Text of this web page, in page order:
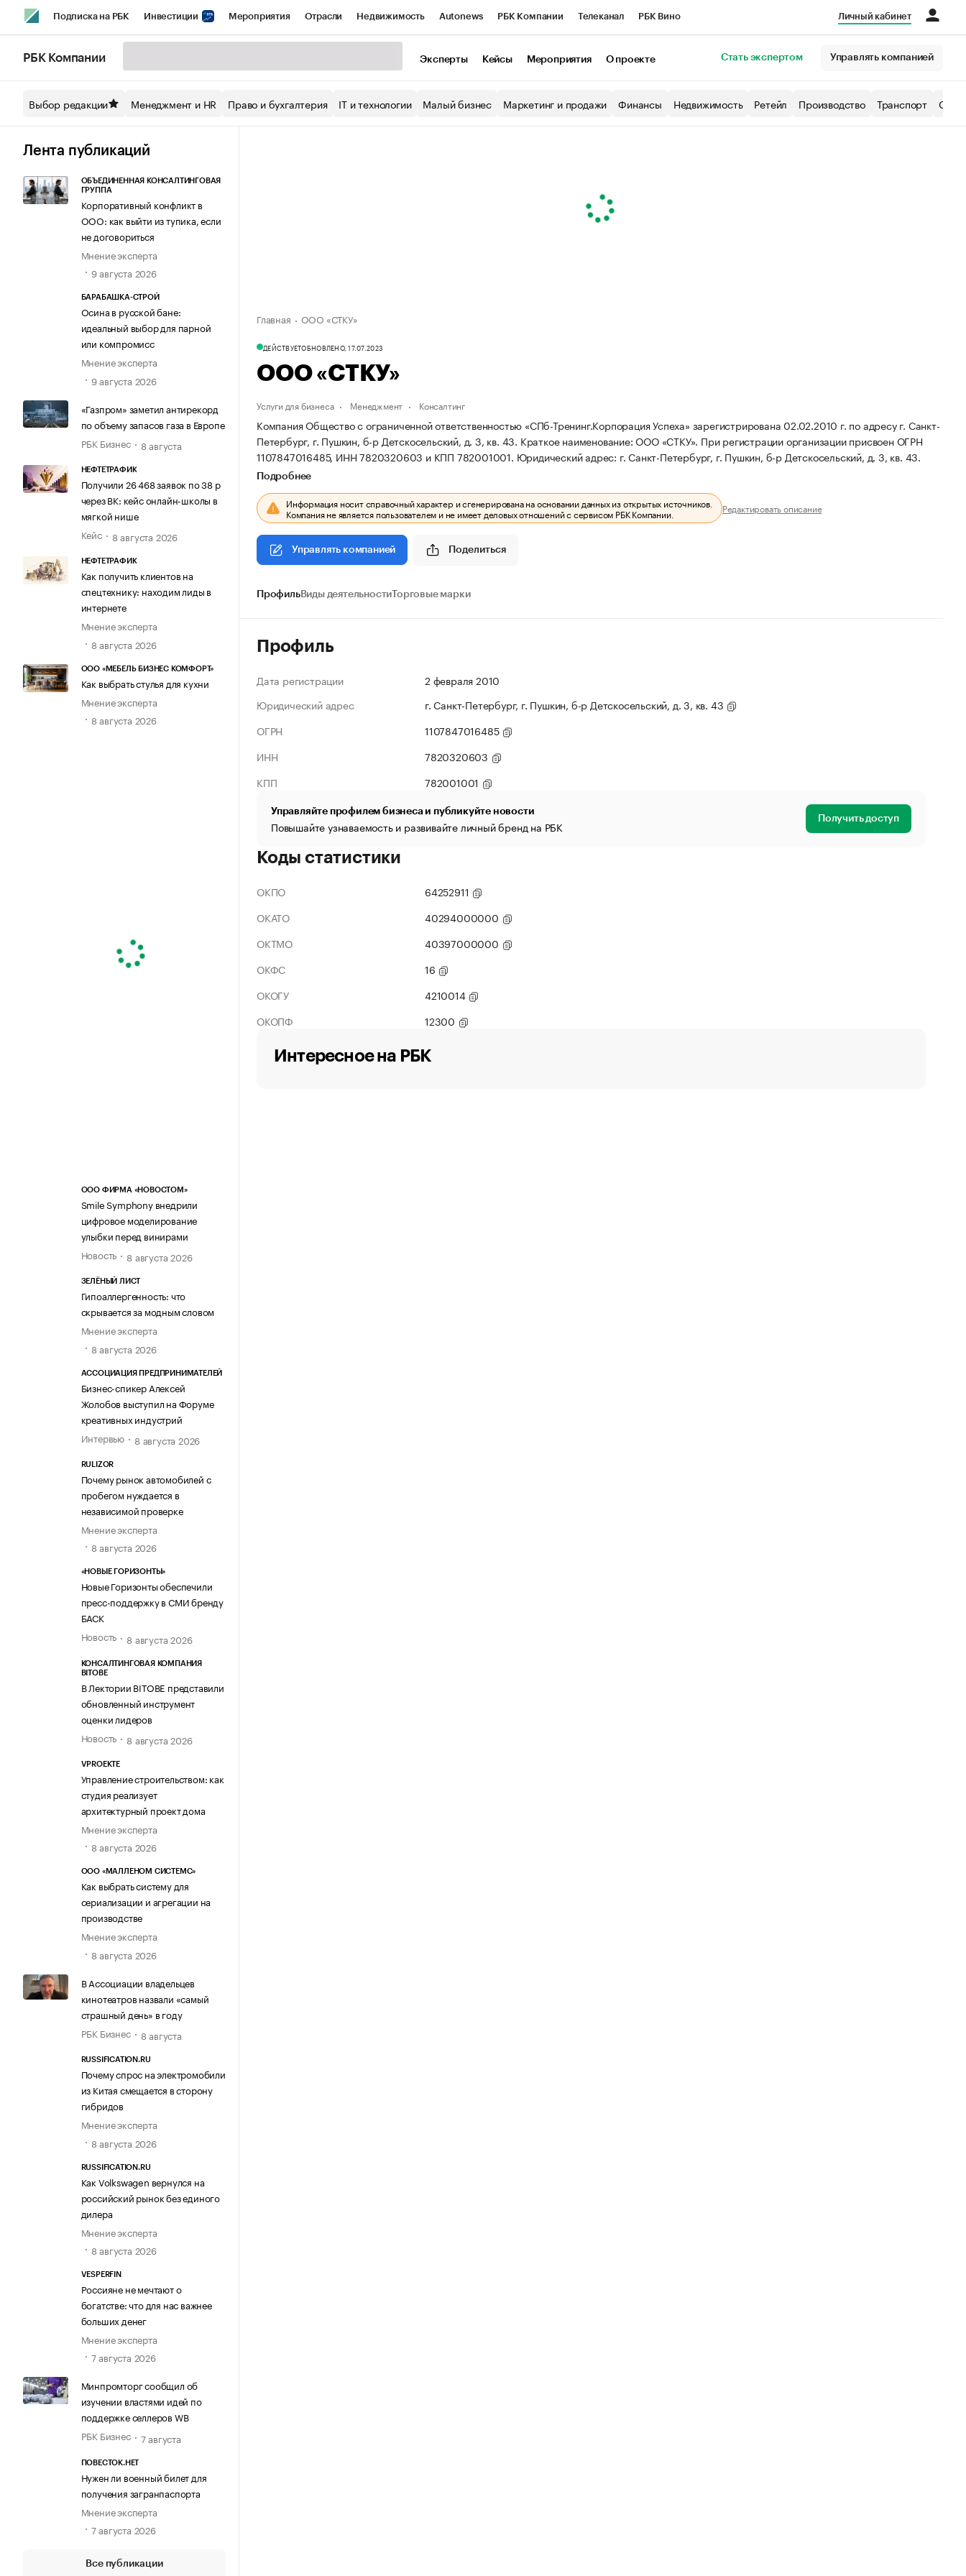
Подписка на РБК Инвестиции Мероприятия Отрасли Недвижимость Autonews РБК Компании Телеканал РБК Вино
Спецпроекты СПб Конференции СПб Спецпроекты Экономика Бизнес
Технологии и медиа
Личный кабинет
РБК Компании Эксперты Кейсы Мероприятия О проекте Стать экспертом Управлять компанией
Выбор редакции Менеджмент и HR Право и бухгалтерия IT и технологии Малый бизнес Маркетинг и продажи Финансы Недвижимость Ретейл Производство Транспорт
Лента публикаций
ОБЪЕДИНЕННАЯ КОНСАЛТИНГОВАЯ
ГРУППА
Корпоративный конфликт в
ООО: как выйти из тупика, если
не договориться
Мнение эксперта
9 августа 2026
БАРАБАШКА-СТРОЙ
Осина в русской бане:
идеальный выбор для парной
или компромисс
Мнение эксперта
9 августа 2026
«Газпром» заметил антирекорд
по объему запасов газа в Европе
РБК Бизнес
8 августа
НЕФТЕТРАФИК
Получили 26 468 заявок по 38 р
через ВК: кейс онлайн-школы в
мягкой нише
Кейс
8 августа 2026
НЕФТЕТРАФИК
Как получить клиентов на
спецтехнику: находим лиды в
интернете
Мнение эксперта
8 августа 2026
ООО «МЕБЕЛЬ БИЗНЕС КОМФОРТ»
Как выбрать стулья для кухни
Мнение эксперта
8 августа 2026
ООО ФИРМА «НОВОСТОМ»
Smile Symphony внедрили
цифровое моделирование
улыбки перед винирами
Новость
8 августа 2026
ЗЕЛЁНЫЙ ЛИСТ
Гипоаллергенность: что
скрывается за модным словом
Мнение эксперта
8 августа 2026
АССОЦИАЦИЯ ПРЕДПРИНИМАТЕЛЕЙ
Бизнес-спикер Алексей
Жолобов выступил на Форуме
креативных индустрий
Интервью
8 августа 2026
RULIZOR
Почему рынок автомобилей с
пробегом нуждается в
независимой проверке
Мнение эксперта
8 августа 2026
«НОВЫЕ ГОРИЗОНТЫ»
Новые Горизонты обеспечили
пресс-поддержку в СМИ бренду
БАСК
Новость
8 августа 2026
КОНСАЛТИНГОВАЯ КОМПАНИЯ
BITOBE
В Лектории BITOBE представили
обновленный инструмент
оценки лидеров
Новость
8 августа 2026
VPROEKTE
Управление строительством: как
студия реализует
архитектурный проект дома
Мнение эксперта
8 августа 2026
ООО «МАЛЛЕНОМ СИСТЕМС»
Как выбрать систему для
сериализации и агрегации на
производстве
Мнение эксперта
8 августа 2026
В Ассоциации владельцев
кинотеатров назвали «самый
страшный день» в году
РБК Бизнес
8 августа
RUSSIFICATION.RU
Почему спрос на электромобили
из Китая смещается в сторону
гибридов
Мнение эксперта
8 августа 2026
RUSSIFICATION.RU
Как Volkswagen вернулся на
российский рынок без единого
дилера
Мнение эксперта
8 августа 2026
VESPERFIN
Россияне не мечтают о
богатстве: что для нас важнее
больших денег
Мнение эксперта
7 августа 2026
Минпромторг сообщил об
изучении властями идей по
поддержке селлеров WB
РБК Бизнес
7 августа
ПОВЕСТОК.НЕТ
Нужен ли военный билет для
получения загранпаспорта
Мнение эксперта
7 августа 2026
Все публикации
Главная ООО «СТКУ»
ДЕЙСТВУЕТОБНОВЛЕНО, 17.07.2023
ООО «СТКУ»
Услуги для бизнеса Менеджмент Консалтинг
Компания Общество с ограниченной ответственностью «СПб-Тренинг.Корпорация Успеха» зарегистрирована 02.02.2010 г. по адресу г. Санкт-
Петербург, г. Пушкин, б-р Детскосельский, д. 3, кв. 43. Краткое наименование: ООО «СТКУ». При регистрации организации присвоен ОГРН
1107847016485, ИНН 7820320603 и КПП 782001001. Юридический адрес: г. Санкт-Петербург, г. Пушкин, б-р Детскосельский, д. 3, кв. 43.
Подробнее
Информация носит справочный характер и сгенерирована на основании данных из открытых источников.
Компания не является пользователем и не имеет деловых отношений с сервисом РБК Компании. Редактировать описание
Управлять компанией Поделиться
ПрофильВиды деятельности Торговые марки
Профиль
Дата регистрации
2 февраля 2010
Юридический адрес
г. Санкт-Петербург, г. Пушкин, б-р Детскосельский, д. 3, кв. 43
ОГРН
1107847016485
ИНН
7820320603
КПП
782001001
Управляйте профилем бизнеса и публикуйте новости
Повышайте узнаваемость и развивайте личный бренд на РБК Получить доступ
Коды статистики
ОКПО
64252911
ОКАТО
40294000000
ОКТМО
40397000000
ОКФС
16
ОКОГУ
4210014
ОКОПФ
12300
Интересное на РБК